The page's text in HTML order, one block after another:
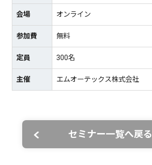
会場 オンライン
参加費 無料
定員 300名
主催 エムオーテックス株式会社
セミナー一覧へ戻る